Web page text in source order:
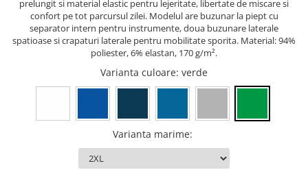
Stilouri
Seturi de scris Premium
Instrumente de scris eco
Creioane mecanice si grafit
Rollere
Markere diverse
Carioci si creioane colorate
prelungit si material elastic pentru lejeritate, libertate de miscare si
confort pe tot parcursul zilei. Modelul are buzunar la piept cu
separator intern pentru instrumente, doua buzunare laterale
spatioase si crapaturi laterale pentru mobilitate sporita. Material: 94%
poliester, 6% elastan, 170 g/m².
Varianta culoare: verde
Varianta marime: